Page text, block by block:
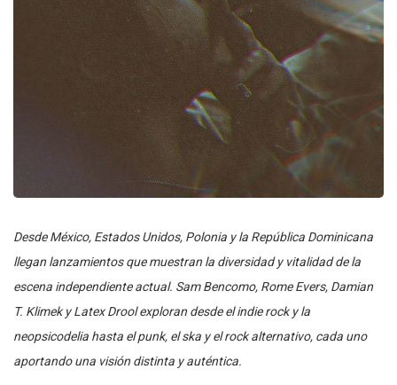
Desde México, Estados Unidos, Polonia y la República Dominicana
llegan lanzamientos que muestran la diversidad y vitalidad de la
escena independiente actual. Sam Bencomo, Rome Evers, Damian
T. Klimek y Latex Drool exploran desde el indie rock y la
neopsicodelia hasta el punk, el ska y el rock alternativo, cada uno
aportando una visión distinta y auténtica.